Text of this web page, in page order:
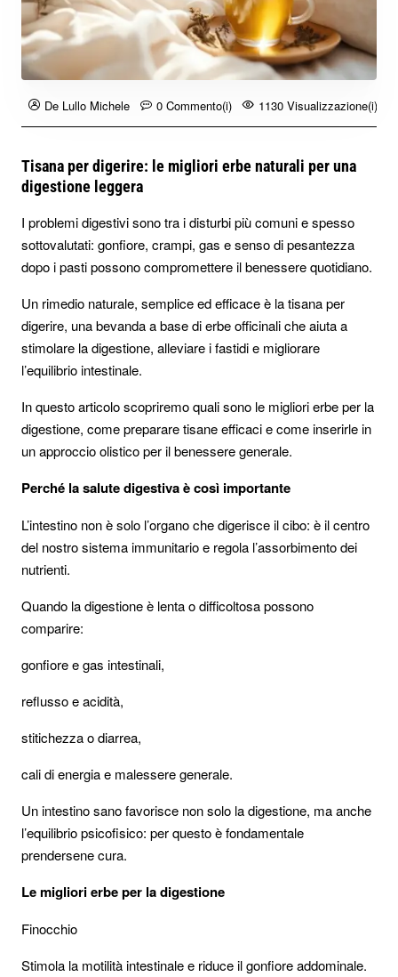
De Lullo Michele 0 Commento(i) 1130 Visualizzazione(i)
Tisana per digerire: le migliori erbe naturali per una
digestione leggera
I problemi digestivi sono tra i disturbi più comuni e spesso
sottovalutati: gonfiore, crampi, gas e senso di pesantezza
dopo i pasti possono compromettere il benessere quotidiano.
Un rimedio naturale, semplice ed efficace è la tisana per
digerire, una bevanda a base di erbe officinali che aiuta a
stimolare la digestione, alleviare i fastidi e migliorare
l’equilibrio intestinale.
In questo articolo scopriremo quali sono le migliori erbe per la
digestione, come preparare tisane efficaci e come inserirle in
un approccio olistico per il benessere generale.
Perché la salute digestiva è così importante
L’intestino non è solo l’organo che digerisce il cibo: è il centro
del nostro sistema immunitario e regola l’assorbimento dei
nutrienti.
Quando la digestione è lenta o difficoltosa possono
comparire:
gonfiore e gas intestinali,
reflusso e acidità,
stitichezza o diarrea,
cali di energia e malessere generale.
Un intestino sano favorisce non solo la digestione, ma anche
l’equilibrio psicofisico: per questo è fondamentale
prendersene cura.
Le migliori erbe per la digestione
Finocchio
Stimola la motilità intestinale e riduce il gonfiore addominale.